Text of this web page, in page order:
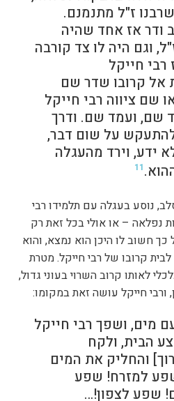
ז"ל מתנמנם.
ודר אז אחד שהיה
וגם היה לו צד קורבה
רבי חייקל
אל קרובו שדר שם
שם ציווה רבי חייקל
שם, ועמד שם. ודרך
להתעקש על שום דבר,
ידע, וירד מהעגלה
11
נוסע בעגלה עם תלמידו רבי
נפלאה – או אולי בכל זאת רק
חשוב לו היכן הוא נמצא, והוא
קרובו של רבי חייקל. מטרת
לאותו קרוב השרוי בעוני גדול,
ורבי חייקל עושה זאת במקומו:
מים, ושפך רבי חייקל
הבית, ולקח
והחליק את המים
למזרח! שפע
שפע לצפון!…